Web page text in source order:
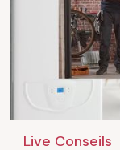
Live Conseils